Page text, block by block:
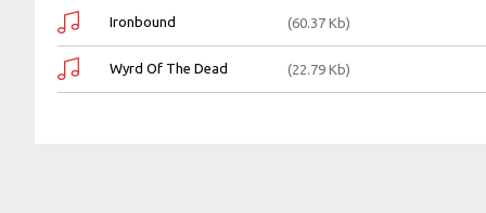
Ironbound (60.37 Kb)
Wyrd Of The Dead (22.79 Kb)